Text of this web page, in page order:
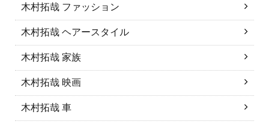
木村拓哉 ファッション
木村拓哉 ヘアースタイル
木村拓哉 家族
木村拓哉 映画
木村拓哉 車